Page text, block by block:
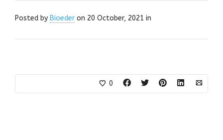
Posted by Bioeder on 20 October, 2021 in
0